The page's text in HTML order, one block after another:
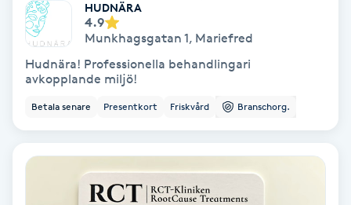
Taktil massage
Tandblekning
Tandläkare
Tatuering
Tatueringsborttagning
HUDNÄRA
4.9
Munkhagsgatan 1, Mariefred
Hudnära! Professionella behandlingari
avkopplande miljö!
Betala senare Presentkort Friskvård Branschorg.